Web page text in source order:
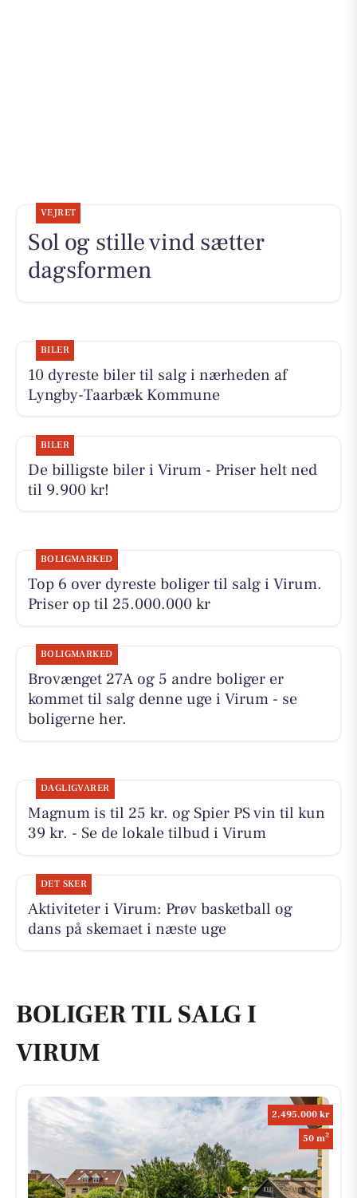
VEJRET
Sol og stille vind sætter
dagsformen
BILER
10 dyreste biler til salg i nærheden af
Lyngby-Taarbæk Kommune
BILER
De billigste biler i Virum - Priser helt ned
til 9.900 kr!
BOLIGMARKED
Top 6 over dyreste boliger til salg i Virum.
Priser op til 25.000.000 kr
BOLIGMARKED
Brovænget 27A og 5 andre boliger er
kommet til salg denne uge i Virum - se
boligerne her.
DAGLIGVARER
Magnum is til 25 kr. og Spier PS vin til kun
39 kr. - Se de lokale tilbud i Virum
DET SKER
Aktiviteter i Virum: Prøv basketball og
dans på skemaet i næste uge
BOLIGER TIL SALG I
VIRUM
2.495.000 kr
50 m2